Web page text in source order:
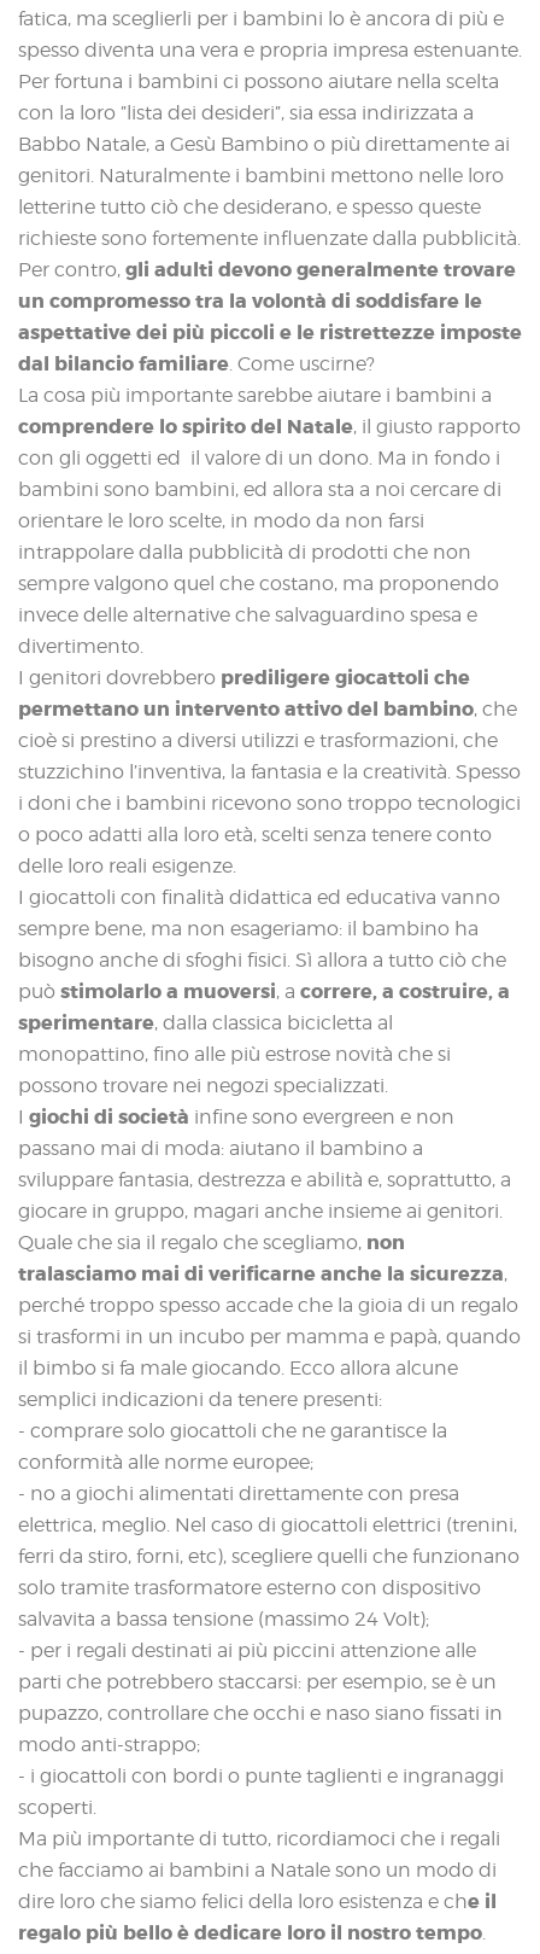
fatica, ma sceglierli per i bambini lo è ancora di più e
spesso diventa una vera e propria impresa estenuante.
Per fortuna i bambini ci possono aiutare nella scelta
con la loro ”lista dei desideri”, sia essa indirizzata a
Babbo Natale, a Gesù Bambino o più direttamente ai
genitori. Naturalmente i bambini mettono nelle loro
letterine tutto ciò che desiderano, e spesso queste
richieste sono fortemente influenzate dalla pubblicità.
Per contro, gli adulti devono generalmente trovare
un compromesso tra la volontà di soddisfare le
aspettative dei più piccoli e le ristrettezze imposte
dal bilancio familiare . Come uscirne?
La cosa più importante sarebbe aiutare i bambini a
comprendere lo spirito del Natale, il giusto rapporto
con gli oggetti ed il valore di un dono. Ma in fondo i
bambini sono bambini, ed allora sta a noi cercare di
orientare le loro scelte, in modo da non farsi
intrappolare dalla pubblicità di prodotti che non
sempre valgono quel che costano, ma proponendo
invece delle alternative che salvaguardino spesa e
divertimento.
I genitori dovrebbero prediligere giocattoli che
permettano un intervento attivo del bambino, che
cioè si prestino a diversi utilizzi e trasformazioni, che
stuzzichino l’inventiva, la fantasia e la creatività. Spesso
i doni che i bambini ricevono sono troppo tecnologici
o poco adatti alla loro età, scelti senza tenere conto
delle loro reali esigenze.
I giocattoli con finalità didattica ed educativa vanno
sempre bene, ma non esageriamo: il bambino ha
bisogno anche di sfoghi fisici. Sì allora a tutto ciò che
può stimolarlo a muoversi, a correre, a costruire, a
sperimentare, dalla classica bicicletta al
monopattino, fino alle più estrose novità che si
possono trovare nei negozi specializzati.
I giochi di società infine sono evergreen e non
passano mai di moda: aiutano il bambino a
sviluppare fantasia, destrezza e abilità e, soprattutto, a
giocare in gruppo, magari anche insieme ai genitori.
Quale che sia il regalo che scegliamo, non
tralasciamo mai di verificarne anche la sicurezza,
perché troppo spesso accade che la gioia di un regalo
si trasformi in un incubo per mamma e papà, quando
il bimbo si fa male giocando. Ecco allora alcune
semplici indicazioni da tenere presenti:
- comprare solo giocattoli che ne garantisce la
conformità alle norme europee;
- no a giochi alimentati direttamente con presa
elettrica, meglio. Nel caso di giocattoli elettrici (trenini,
ferri da stiro, forni, etc), scegliere quelli che funzionano
solo tramite trasformatore esterno con dispositivo
salvavita a bassa tensione (massimo 24 Volt);
- per i regali destinati ai più piccini attenzione alle
parti che potrebbero staccarsi: per esempio, se è un
pupazzo, controllare che occhi e naso siano fissati in
modo anti-strappo;
- i giocattoli con bordi o punte taglienti e ingranaggi
scoperti.
Ma più importante di tutto, ricordiamoci che i regali
che facciamo ai bambini a Natale sono un modo di
dire loro che siamo felici della loro esistenza e che il
regalo più bello è dedicare loro il nostro tempo